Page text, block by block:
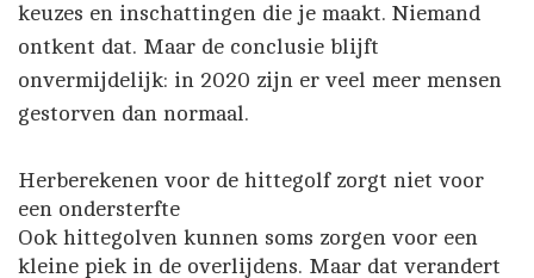
keuzes en inschattingen die je maakt. Niemand
ontkent dat. Maar de conclusie blijft
onvermijdelijk: in 2020 zijn er veel meer mensen
gestorven dan normaal.
Herberekenen voor de hittegolf zorgt niet voor
een ondersterfte
Ook hittegolven kunnen soms zorgen voor een
kleine piek in de overlijdens. Maar dat verandert